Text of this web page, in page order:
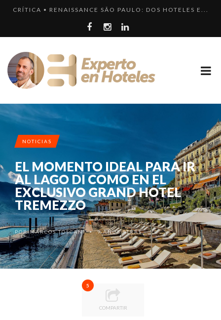
CRÍTICA • RENAISSANCE SÃO PAULO: DOS HOTELES E...
LLEGA EL HOTEL W PLAYA DEL CARMEN. ¿CUÁNDO SER...
EL HOTEL 7 ESTRELLAS, UN ENGAÑO QUE SE REPITE....
LOS 10 HOTELES MÁS CAROS DE PARÍS. LUJO FRANCÉ...
NOTICIAS
EL MOMENTO IDEAL PARA IR
AL LAGO DI COMO EN EL
EXCLUSIVO GRAND HOTEL
TREMEZZO
PORMARCOS TOSCANI •9 AÑOS ATRÁS
5
COMPARTIR